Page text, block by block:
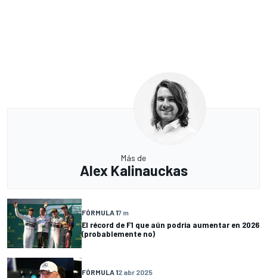
Más de
Alex Kalinauckas
FÓRMULA 17 m
El récord de F1 que aún podría aumentar en 2026
(probablemente no)
FÓRMULA 12 abr 2025